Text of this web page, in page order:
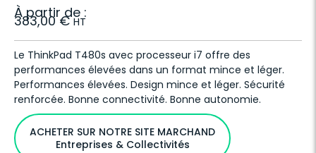
À partir de :
383,00€ HT
Le ThinkPad T480s avec processeur i7 offre des
performances élevées dans un format mince et léger.
Performances élevées. Design mince et léger. Sécurité
renforcée. Bonne connectivité. Bonne autonomie.
ACHETER SUR NOTRE SITE MARCHAND
Entreprises & Collectivités